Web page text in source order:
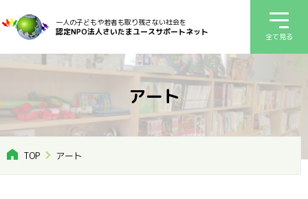
一人の子どもや若者も取り残さない社会を
認定NPO法人さいたまユースサポートネット 全て見る
アート
TOP アート